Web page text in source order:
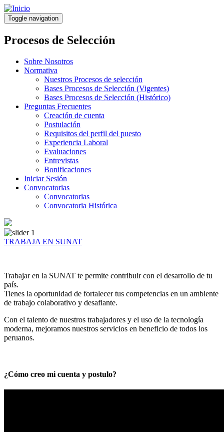
Pasar
al
contenido
principal
Toggle navigation
Procesos de Selección
Sobre Nosotros
Normativa
Nuestros Procesos de selección
Bases Procesos de Selección (Vigentes)
Bases Procesos de Selección (Histórico)
Preguntas Frecuentes
Creación de cuenta
Postulación
Requisitos del perfil del puesto
Experiencia Laboral
Evaluaciones
Entrevistas
Bonificaciones
Iniciar Sesión
Convocatorias
Convocatorias
Convocatoria Histórica
TRABAJA EN SUNAT
Trabajar en la SUNAT te permite contribuir con el desarrollo de tu
país.
Tienes la oportunidad de fortalecer tus competencias en un ambiente
de trabajo colaborativo y desafiante.
Con el talento de nuestros trabajadores y el uso de la tecnología
moderna, mejoramos nuestros servicios en beneficio de todos los
peruanos.
¿Cómo creo mi cuenta y postulo?